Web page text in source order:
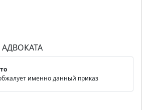
АДВОКАТА
именно данный приказ